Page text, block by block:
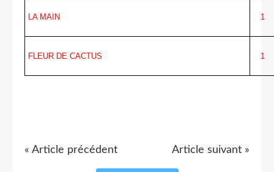
LA MAIN 1
FLEUR DE CACTUS 1
« Article précédent Article suivant »